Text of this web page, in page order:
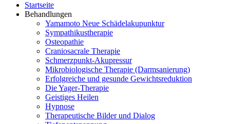
Startseite
Behandlungen
Yamamoto Neue Schädelakupunktur
Sympathikustherapie
Osteopathie
Craniosacrale Therapie
Schmerzpunkt-Akupressur
Mikrobiologische Therapie (Darmsanierung)
Erfolgreiche und gesunde Gewichtsreduktion
Die Yager-Therapie
Geistiges Heilen
Hypnose
Therapeutische Bilder und Dialog